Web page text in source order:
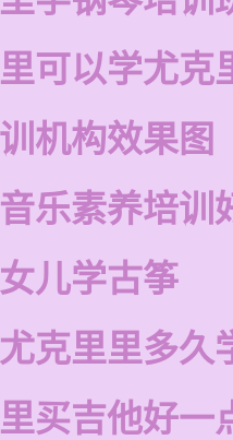
可以学尤克
机构效果图
乐素养培训
儿学古筝
克里里多久
买吉他好一